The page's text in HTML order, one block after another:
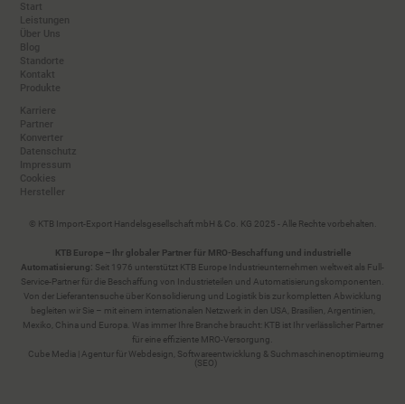
Start
Leistungen
Über Uns
Blog
Standorte
Kontakt
Produkte
Karriere
Partner
Konverter
Datenschutz
Impressum
Cookies
Hersteller
© KTB Import-Export Handelsgesellschaft mbH & Co. KG 2025 - Alle Rechte vorbehalten.
KTB Europe – Ihr globaler Partner für MRO-Beschaffung und industrielle
Automatisierung: Seit 1976 unterstützt KTB Europe Industrieunternehmen weltweit als Full-
Service-Partner für die Beschaffung von Industrieteilen und Automatisierungskomponenten.
Von der Lieferantensuche über Konsolidierung und Logistik bis zur kompletten Abwicklung
begleiten wir Sie – mit einem internationalen Netzwerk in den USA, Brasilien, Argentinien,
Mexiko, China und Europa. Was immer Ihre Branche braucht: KTB ist Ihr verlässlicher Partner
für eine effiziente MRO-Versorgung.
Cube Media | Agentur für Webdesign, Softwareentwicklung & Suchmaschinenoptimieurng
(SEO)